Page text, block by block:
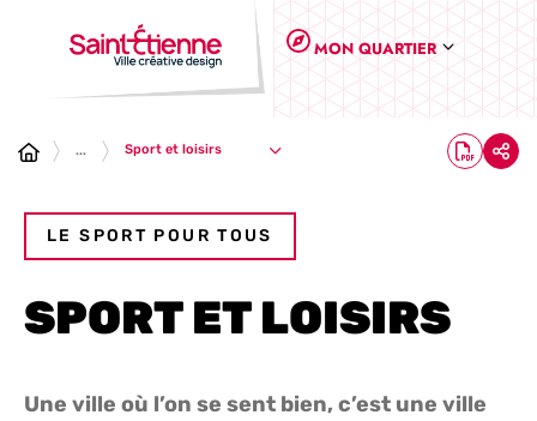
Panneau de gestion des cookies
MON QUARTIER
... Sport et loisirs
LE SPORT POUR TOUS
SPORT ET LOISIRS
Une ville où l’on se sent bien, c’est une ville